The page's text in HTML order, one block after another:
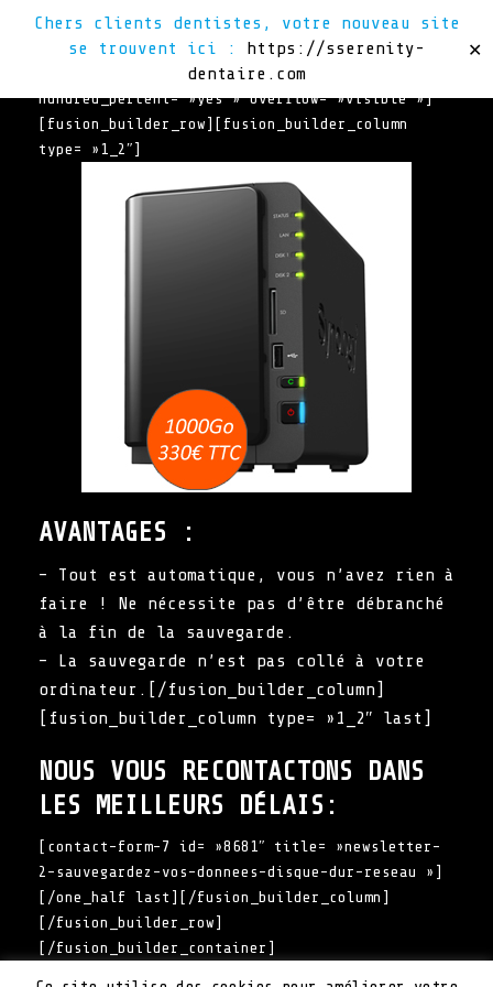
Chers clients dentistes, votre nouveau site
se trouvent ici : https://sserenity-
dentaire.com
✕
[fusion_builder_container
hundred_percent= »yes » overflow= »visible »]
[fusion_builder_row][fusion_builder_column
type= »1_2″]
AVANTAGES :
– Tout est automatique, vous n’avez rien à
faire ! Ne nécessite pas d’être débranché
à la fin de la sauvegarde.
– La sauvegarde n’est pas collé à votre
ordinateur.[/fusion_builder_column]
[fusion_builder_column type= »1_2″ last]
NOUS VOUS RECONTACTONS DANS
LES MEILLEURS DÉLAIS:
[contact-form-7 id= »8681″ title= »newsletter-
2-sauvegardez-vos-donnees-disque-dur-reseau »]
[/one_half last][/fusion_builder_column]
[/fusion_builder_row]
[/fusion_builder_container]